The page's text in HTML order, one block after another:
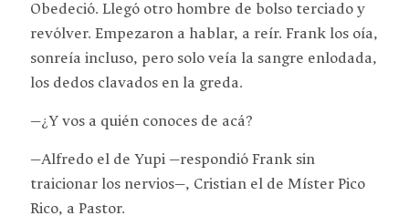
Obedeció. Llegó otro hombre de bolso terciado y
revólver. Empezaron a hablar, a reír. Frank los oía,
sonreía incluso, pero solo veía la sangre enlodada,
los dedos clavados en la greda.
—¿Y vos a quién conoces de acá?
—Alfredo el de Yupi —respondió Frank sin
traicionar los nervios—, Cristian el de Míster Pico
Rico, a Pastor.